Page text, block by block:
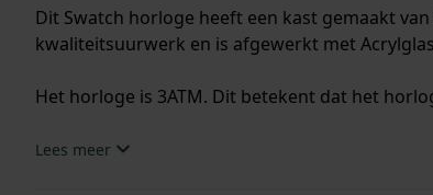
Dit Swatch horloge heeft een kast gemaakt
kwaliteitsuurwerk en is afgewerkt met
Het horloge is 3ATM. Dit betekent dat het
.Lees meer